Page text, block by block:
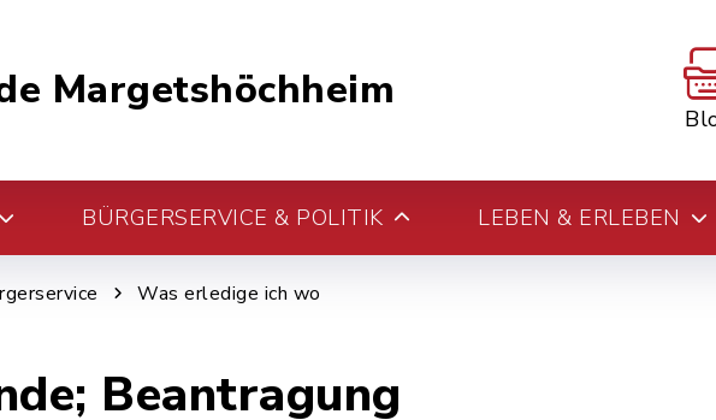
Margetshöchheim
BÜRGERSERVICE & POLITIK LEBEN & ERLEBEN
Was erledige ich wo
Beantragung